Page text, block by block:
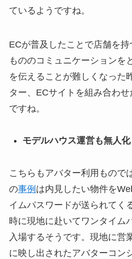
ているようですね。
ECが普及したことで店舗を
もののコミュニケーションを
を伝えることが難しくなった
ター、ECサイトを組み合わ
ですね。
モデルハウス運営も無人
こちらもアバター利用もので
の事例 は内見したい物件を
イムパスワードが送られてく
時に現地に赴いてワンタイム
入場するそうです。現地に営
に映し出されたアバターコン